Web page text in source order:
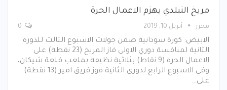
مريخ التبلدي يهزم الاعمال الحرة
محرر أبريل 10, 2019
الابيض: كورة سودانية ضمن جولات الاسبوع الثالث للدورة
الثانية لمنافسة دوري الاولى فاز المريخ (23 نقطة) على
الاعمال الحرة (9 نقاط) بثلاثية نظيفة بملعب قلعة شيكان،
وفي الاسبوع الرابع لدوري الثانية فوز فريق امير (13 نقطة)
على…